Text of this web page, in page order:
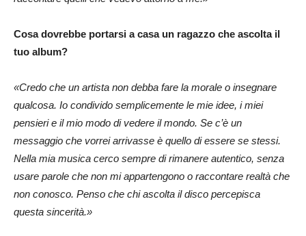
Cosa dovrebbe portarsi a casa un ragazzo che ascolta il
tuo album?
«Credo che un artista non debba fare la morale o insegnare
qualcosa. Io condivido semplicemente le mie idee, i miei
pensieri e il mio modo di vedere il mondo. Se c’è un
messaggio che vorrei arrivasse è quello di essere se stessi.
Nella mia musica cerco sempre di rimanere autentico, senza
usare parole che non mi appartengono o raccontare realtà che
non conosco. Penso che chi ascolta il disco percepisca
questa sincerità.»